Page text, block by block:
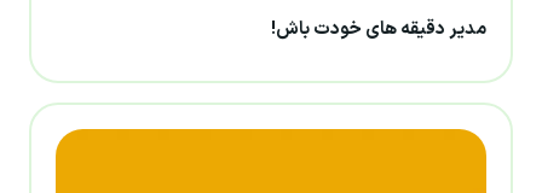
مدیر دقیقه های خودت باش!